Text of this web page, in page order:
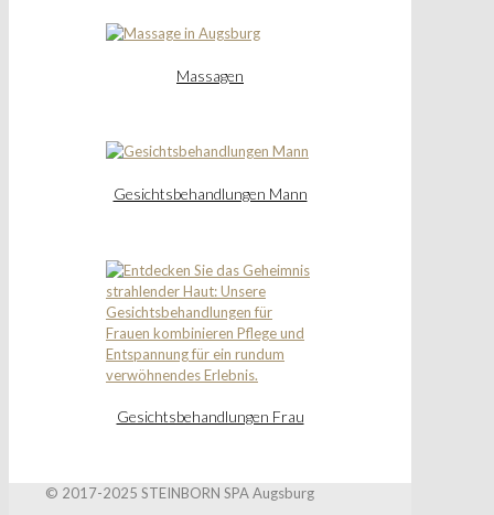
Massagen
Gesichtsbehandlungen Mann
Gesichtsbehandlungen Frau
© 2017-2025 STEINBORN SPA Augsburg